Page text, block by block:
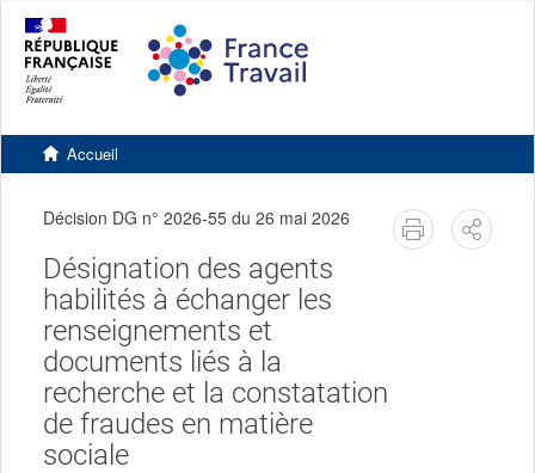
contenu
principal
pied
page
contrastée
à
Accueil
imprimer
Décision DG n° 2026-55 du 26 mai 2026
Désignation des agents
habilités à échanger les
renseignements et
documents liés à la
recherche et la constatation
de fraudes en matière
sociale